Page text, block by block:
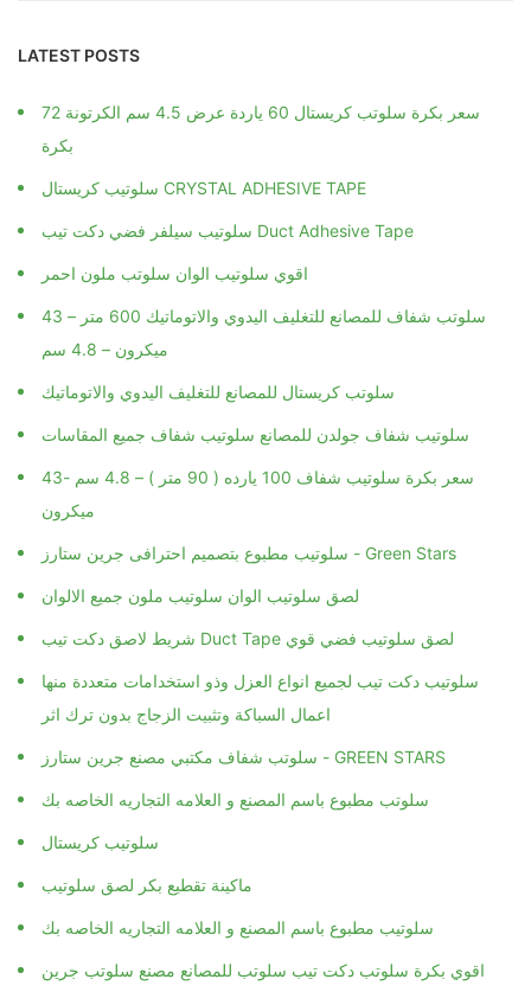
LATEST POSTS
سعر بكرة سلوتب كريستال 60 ياردة عرض 4.5 سم الكرتونة 72
بكرة
سلوتيب كريستال CRYSTAL ADHESIVE TAPE
سلوتيب سيلفر فضي دكت تيب Duct Adhesive Tape
اقوي سلوتيب الوان سلوتب ملون احمر
سلوتب شفاف للمصانع للتغليف اليدوي والاتوماتيك 600 متر – 43
ميكرون – 4.8 سم
سلوتب كريستال للمصانع للتغليف اليدوي والاتوماتيك
سلوتيب شفاف جولدن للمصانع سلوتيب شفاف جميع المقاسات
سعر بكرة سلوتيب شفاف 100 يارده ( 90 متر ) – 4.8 سم -43
ميكرون
سلوتيب مطبوع بتصميم احترافى جرين ستارز - Green Stars
لصق سلوتيب الوان سلوتيب ملون جميع الالوان
شريط لاصق دكت تيب Duct Tape لصق سلوتيب فضي قوي
سلوتيب دكت تيب لجميع انواع العزل وذو استخدامات متعددة منها
اعمال السباكة وتثبيت الزجاج بدون ترك اثر
سلوتب شفاف مكتبي مصنع جرين ستارز - GREEN STARS
سلوتب مطبوع باسم المصنع و العلامه التجاريه الخاصه بك
سلوتيب كريستال
ماكينة تقطيع بكر لصق سلوتيب
سلوتيب مطبوع باسم المصنع و العلامه التجاريه الخاصه بك
اقوي بكرة سلوتب دكت تيب سلوتب للمصانع مصنع سلوتب جرين